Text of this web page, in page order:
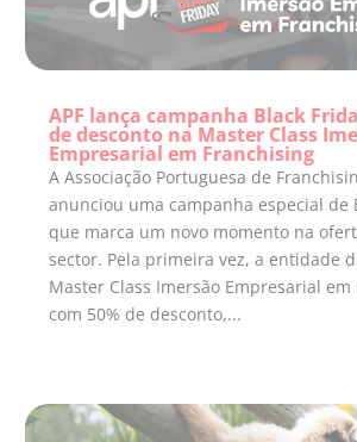
APF lança campanha Black
de desconto na Master Class
Empresarial em Franchising
A Associação Portuguesa de
anunciou uma campanha especial de
que marca um novo momento na
sector. Pela primeira vez, a entidade
Master Class Imersão Empresarial
com 50% de desconto,...